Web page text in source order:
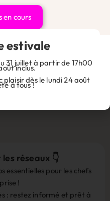
et mon site dans le
réseaux 👇
essentielles pour les chefs
!
: restez informé et prêt à
en cours
estivale
31 juillet à partir de 17h00
inclus.
plaisir dès le lundi 24 août
à tous !